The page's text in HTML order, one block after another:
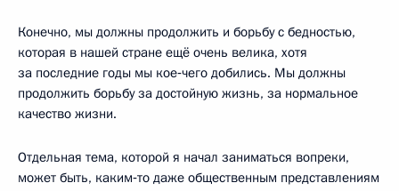
Конечно, мы должны продолжить и борьбу с бедностью,
которая в нашей стране ещё очень велика, хотя
за последние годы мы кое‑чего добились. Мы должны
продолжить борьбу за достойную жизнь, за нормальное
качество жизни.
Отдельная тема, которой я начал заниматься вопреки,
может быть, каким‑то даже общественным представлениям